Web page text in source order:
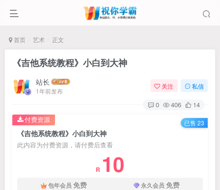
首页 艺术 正文
《吉他系统教程》小白到大神
站长
1年前发布
关注 私信
0 406 14
《吉他系统教程》小白到大神
此内容为付费资源，请付费后查看
R 10
包年会员 免费 永久会员 免费
付费资源 已售 23